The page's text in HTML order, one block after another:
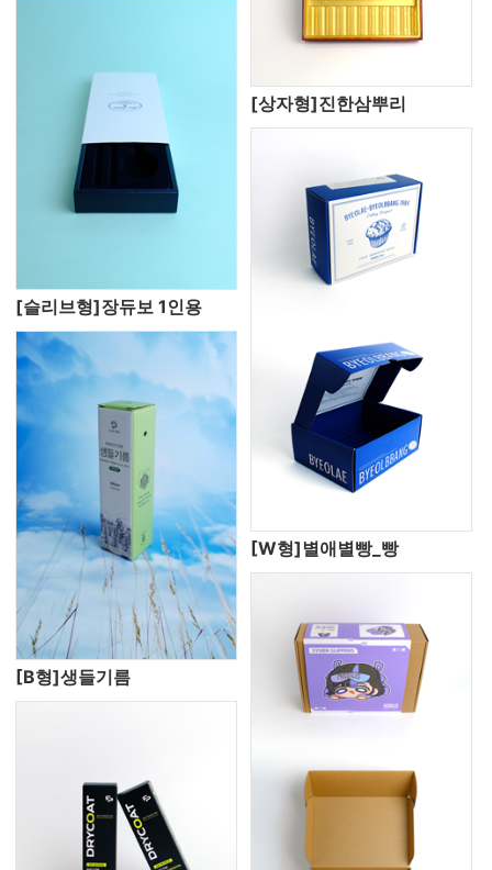
[슬리브형]장듀보 1인용
[상자형]진한삼뿌리
[B형]생들기름
[W형]별애별빵_빵